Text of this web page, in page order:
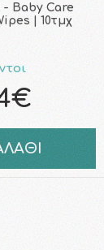
- Baby Care
| 10τμχ